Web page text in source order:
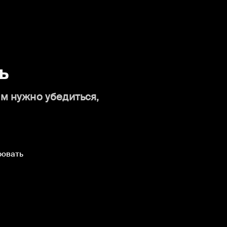
нужно убедиться,